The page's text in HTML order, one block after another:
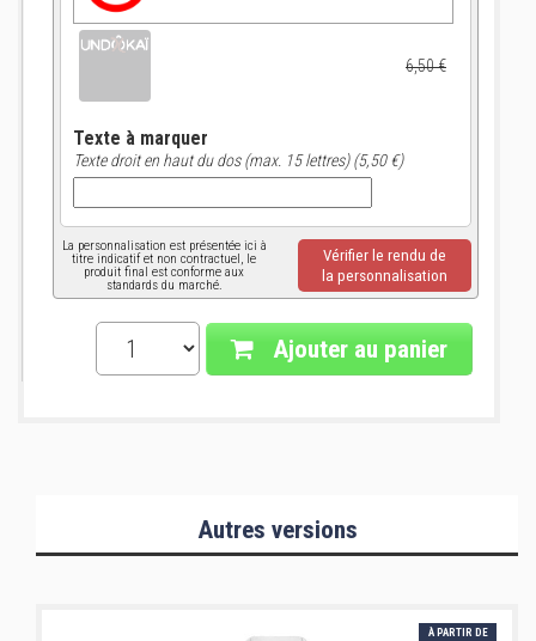
6,50 €
Texte à marquer
Texte droit en haut du dos (max. 15 lettres) (5,50 €)
La personnalisation est présentée ici à
titre indicatif et non contractuel, le
produit final est conforme aux
standards du marché.
Vérifier le rendu de
la personnalisation
Ajouter au panier
Autres versions
À PARTIR DE